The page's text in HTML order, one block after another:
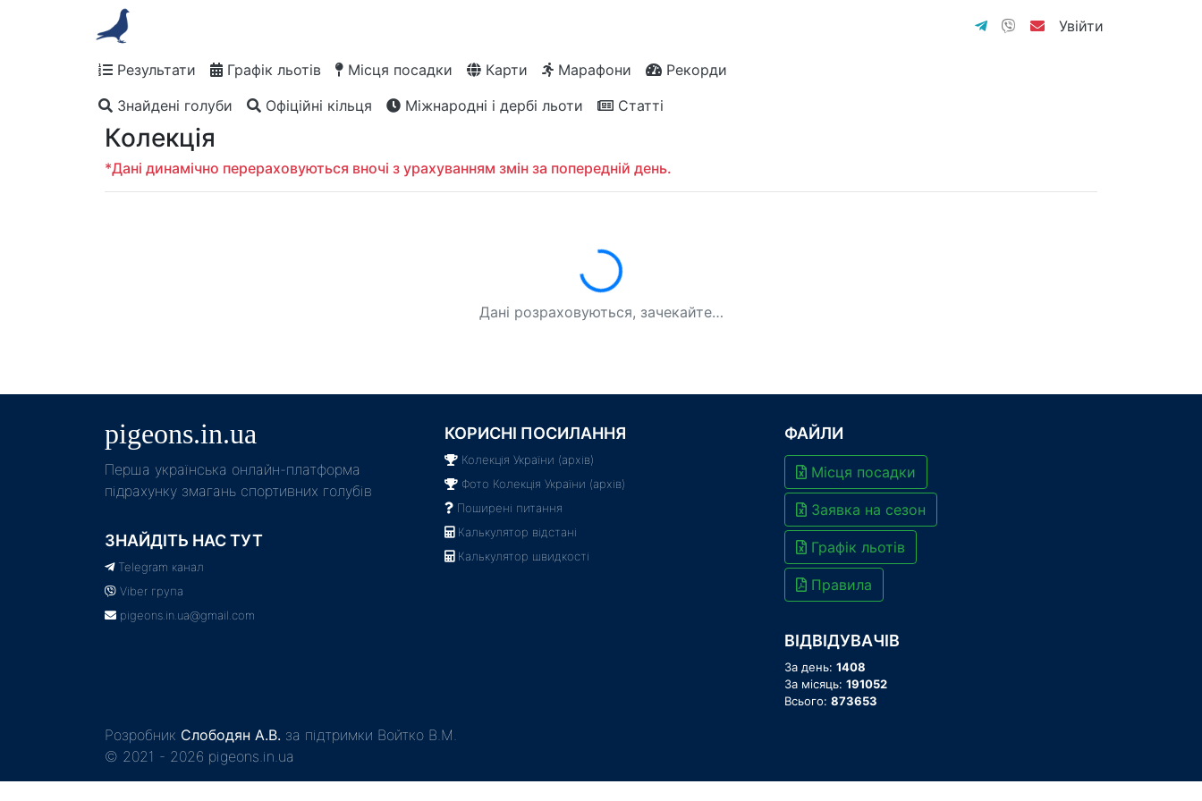
Увійти
Результати Графік льотів Місця посадки Карти Марафони
Рекорди
Знайдені голуби
Офіційні кільця Міжнародні і дербі льоти Статті
Колекція
*Дані динамічно перераховуються вночі з урахуванням змін за попередній день.
Завантаження...
Дані розраховуються, зачекайте…
pigeons.in.ua
Пeрша українська онлайн-платформа
підрахунку змагань спортивних голубів
ЗНАЙДІТЬ НАС ТУТ
Telegram канал
Viber група
pigeons.in.ua@gmail.com
КОРИСНІ ПОСИЛАННЯ
Колекція України (архів)
Фото Колекція України (архів)
Поширені питання
Калькулятор відстані
Калькулятор швидкості
ФАЙЛИ
Місця посадки
Заявка на сезон
Графік льотів
Правила
ВІДВІДУВАЧІВ
За день: 1408
За місяць: 191052
Всього: 873653
Розробник Слободян А.В. за підтримки Войтко В.М.
© 2021 - 2026 pigeons.in.ua